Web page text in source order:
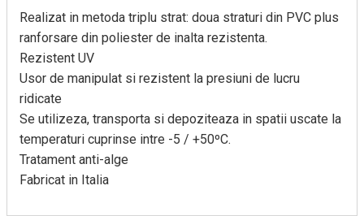
Realizat in metoda triplu strat: doua straturi din PVC plus
ranforsare din poliester de inalta rezistenta.
Rezistent UV
Usor de manipulat si rezistent la presiuni de lucru
ridicate
Se utilizeza, transporta si depoziteaza in spatii uscate la
temperaturi cuprinse intre -5 / +50ºC.
Tratament anti-alge
Fabricat in Italia